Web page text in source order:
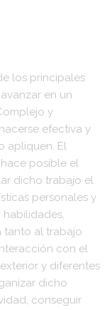
los principales
en un
y
efectiva y
apliquen. El
posible el
dicho trabajo el
personales y
tanto al trabajo
con el
y diferentes
dicho
conseguir